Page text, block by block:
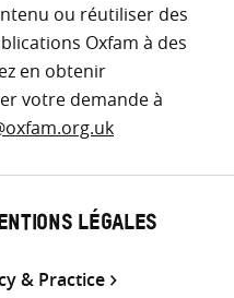
ou réutiliser des
Oxfam à des
en obtenir
votre demande à
LÉGALES
& Practice